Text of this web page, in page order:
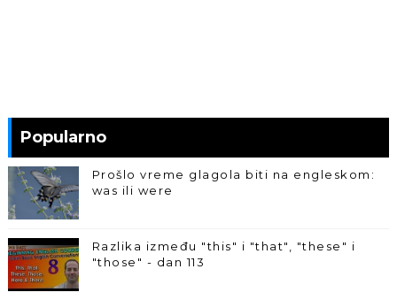
Popularno
Prošlo vreme glagola biti na engleskom:
was ili were
Razlika između "this" i "that", "these" i
"those" - dan 113